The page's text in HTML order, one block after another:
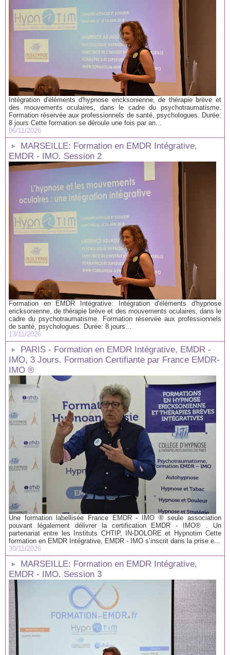
Intégration d'éléments d'hypnose ericksonienne, de thérapie brève et
des mouvements oculaires, dans le cadre du psychotraumatisme.
Formation réservée aux professionnels de santé, psychologues. Durée:
8 jours Cette formation se déroule une fois par an...
06/11/2026
MARSEILLE: Formation en EMDR Intégrative,
EMDR - IMO. Session 2
Formation en EMDR Intégrative: Intégration d'éléments d'hypnose
ericksonienne, de thérapie brève et des mouvements oculaires, dans le
cadre du psychotraumatisme. Formation réservée aux professionnels
de santé, psychologues. Durée: 8 jours...
13/11/2026
PARIS - Formation en EMDR Intégrative, EMDR -
IMO, 3 Jours. Formation Certifiante par France EMDR-
IMO ®
Une formation labellisée France EMDR - IMO ® seule association
pouvant légalement délivrer la certification EMDR - IMO® . Un
partenariat entre les Instituts CHTIP, IN-DOLORE et Hypnotim Cette
formation en EMDR Intégrative, EMDR - IMO s’inscrit dans la prise e...
30/11/2026
MARSEILLE: Formation en EMDR Intégrative,
EMDR - IMO. Session 3